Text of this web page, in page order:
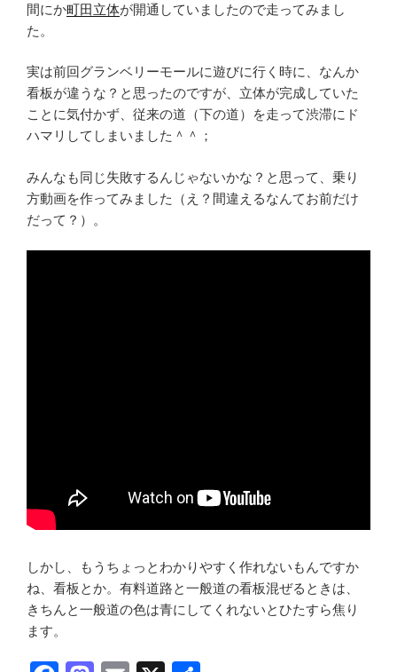
間にか町田立体が開通していましたので走ってみまし
た。
実は前回グランベリーモールに遊びに行く時に、なんか
看板が違うな？と思ったのですが、立体が完成していた
ことに気付かず、従来の道（下の道）を走って渋滞にド
ハマリしてしまいました＾＾；
みんなも同じ失敗するんじゃないかな？と思って、乗り
方動画を作ってみました（え？間違えるなんてお前だけ
だって？）。
しかし、もうちょっとわかりやすく作れないもんですか
ね、看板とか。有料道路と一般道の看板混ぜるときは、
きちんと一般道の色は青にしてくれないとひたすら焦り
ます。